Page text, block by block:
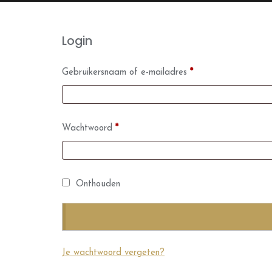
Login
Gebruikersnaam of e-mailadres *
Wachtwoord *
Onthouden
Je wachtwoord vergeten?